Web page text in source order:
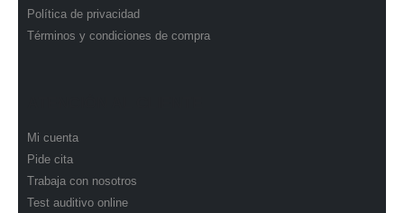
Política de privacidad
Términos y condiciones de compra
Mi cuenta
Pide cita
Trabaja con nosotros
Test auditivo online